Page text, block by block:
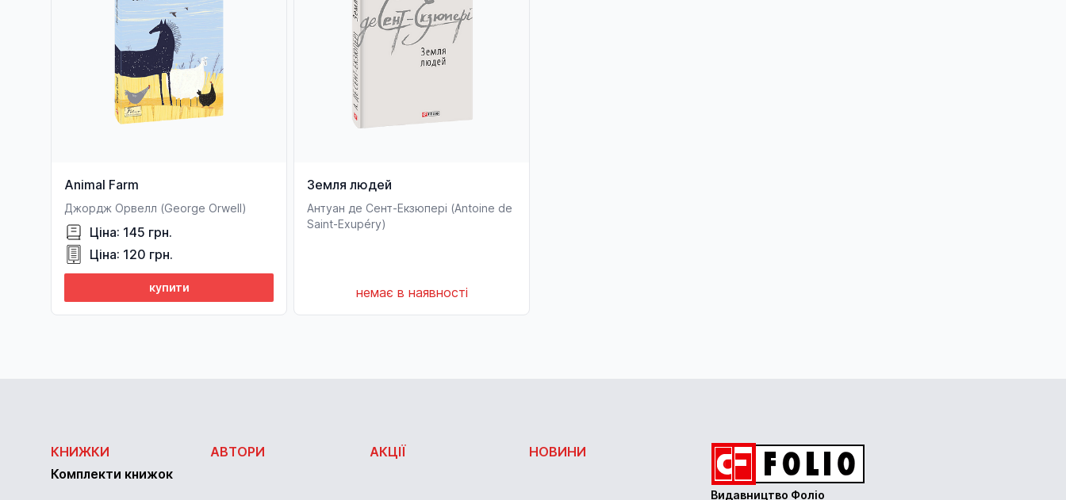
Animal Farm
Джордж Орвелл (George Orwell)
Ціна: 145 грн.
Ціна: 120 грн.
купити
Земля людей
Антуан де Сент-Екзюпері (Antoine de
Saint-Exupéry)
немає в наявності
КНИЖКИ
Комплекти книжок
АВТОРИ АКЦІЇ НОВИНИ
Видавництво Фоліо